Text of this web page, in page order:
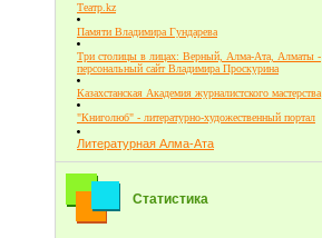
Театр.kz
Памяти Владимира Гундарева
Три столицы в лицах: Верный, Алма-Ата, Алматы -
персональный сайт Владимира Проскурина
Казахстанская Академия журналистского мастерства
"Книголюб" - литературно-художественный портал
Литературная Алма-Ата
Статистика